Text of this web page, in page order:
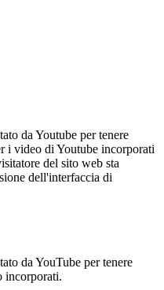
da Youtube per tenere
i video di Youtube incorporati
del sito web sta
dell'interfaccia di
da YouTube per tenere
incorporati.